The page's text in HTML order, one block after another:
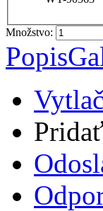
Množstvo:
Popis